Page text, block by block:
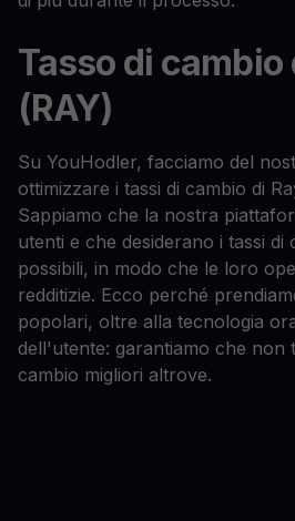
Tasso di cambio
(RAY)
Su YouHodler, facciamo del
ottimizzare i tassi di cambio di
Sappiamo che la nostra
utenti e che desiderano i tassi di
possibili, in modo che le loro
redditizie. Ecco perché
popolari, oltre alla tecnologia
dell'utente: garantiamo che non
cambio migliori altrove.